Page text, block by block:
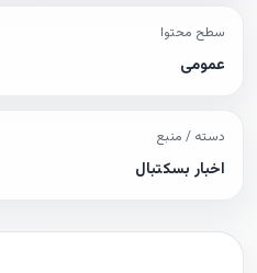
سطح محتوا
عمومی
دسته / منبع
اخبار بسکتبال